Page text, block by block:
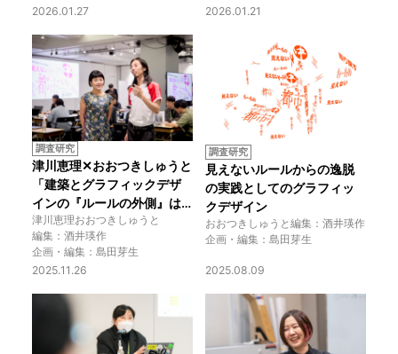
2026.01.27
2026.01.21
調査研究
津川恵理✕おおつきしゅうと
「建築とグラフィックデザ
インの『ルールの外側』は
どこにある？」
津川恵理おおつきしゅうと
編集：酒井瑛作
企画・編集：島田芽生
2025.11.26
調査研究
見えないルールからの逸脱
の実践としてのグラフィッ
クデザイン
おおつきしゅうと 編集：酒井瑛作
企画・編集：島田芽生
2025.08.09